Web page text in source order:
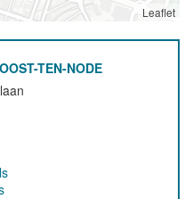
Leaflet
TEN-NODE